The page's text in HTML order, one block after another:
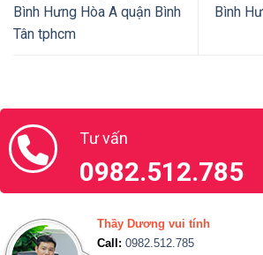
Bình Hưng Hòa A quận Bình
Tân tphcm
Bình
Tư vấn
0982.512.785
Thầy Dương vui tính
Call: 0982.512.785